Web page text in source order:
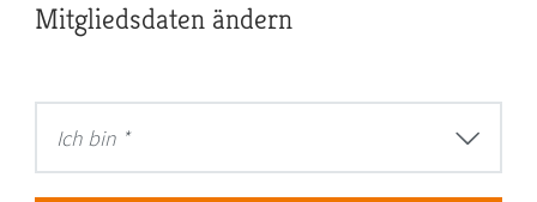
Mitgliedsdaten ändern
Ich bin *